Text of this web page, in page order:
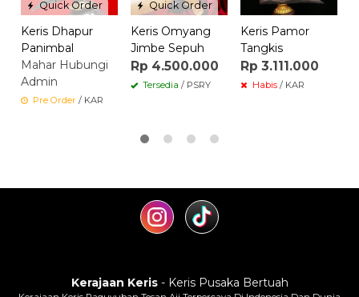
Quick Order
Keris Dhapur
Panimbal
Mahar Hubungi
Admin
Pre Order / KAR
Quick Order
Keris Omyang
Jimbe Sepuh
Rp 4.500.000
Tersedia / PSRY
Keris Pamor
Tangkis
Rp 3.111.000
Habis / KAR
Kerajaan Keris- Keris Pusaka Bertuah